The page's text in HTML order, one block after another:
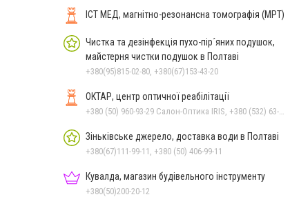
ІСТ МЕД, магнітно-резонансна томографія (МРТ)
Чистка та дезінфекція пухо-пір´яних подушок,
майстерня чистки подушок в Полтаві
+380(95)815-02-80, +380(67)153-43-20
ОКТАР, центр оптичної реабілітації
Зіньківське джерело, доставка води в Полтаві
+380(67)111-99-11, +380 (50) 406-99-11
Кувалда, магазин будівельного інструменту
+380(50)200-20-12